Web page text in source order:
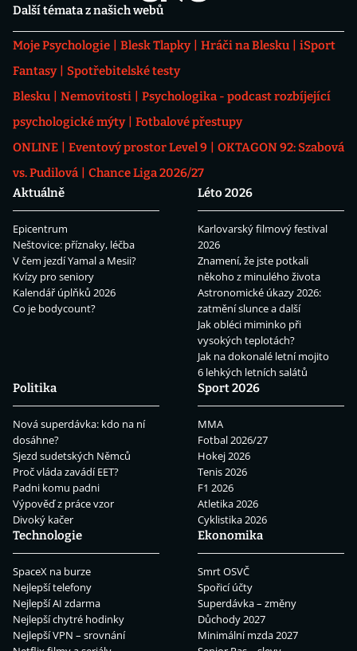
Další témata z našich webů
Moje Psychologie Blesk Tlapky Hráči na Blesku
iSport
Fantasy
Spotřebitelské testy
Blesku
Nemovitosti
Psychologika - podcast rozbíjející
psychologické mýty
Fotbalové přestupy
ONLINE
Eventový prostor Level 9
OKTAGON 92: Szabová
vs. Pudilová
Chance Liga 2026/27
Aktuálně
Epicentrum
Neštovice: příznaky, léčba
V čem jezdí Yamal a Mesii?
Kvízy pro seniory
Kalendář úplňků 2026
Co je bodycount?
Léto 2026
Karlovarský filmový festival
2026
Znamení, že jste potkali
někoho z minulého života
Astronomické úkazy 2026:
zatmění slunce a další
Jak obléci miminko při
vysokých teplotách?
Jak na dokonalé letní mojito
6 lehkých letních salátů
Politika
Nová superdávka: kdo na ní
dosáhne?
Sjezd sudetských Němců
Proč vláda zavádí EET?
Padni komu padni
Výpověď z práce vzor
Divoký kačer
Sport 2026
MMA
Fotbal 2026/27
Hokej 2026
Tenis 2026
F1 2026
Atletika 2026
Cyklistika 2026
Technologie
SpaceX na burze
Nejlepší telefony
Nejlepší AI zdarma
Nejlepší chytré hodinky
Nejlepší VPN – srovnání
Ekonomika
Smrt OSVČ
Spořicí účty
Superdávka – změny
Důchody 2027
Minimální mzda 2027